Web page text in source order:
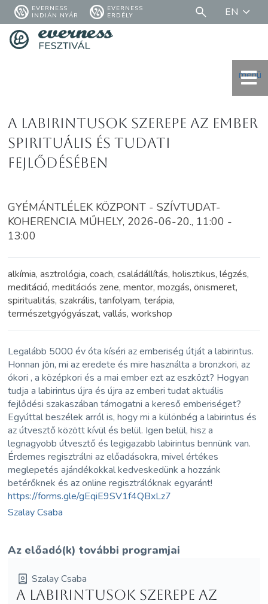
EVERNESS
INDIÁN NYÁR
EVERNESS
ERDÉLY
EN
menü
A labirintusok szerepe az ember
spirituális és tudati
fejlődésében
GYÉMÁNTLÉLEK KÖZPONT - SZÍVTUDAT-
KOHERENCIA MŰHELY, 2026-06-20., 11:00 -
13:00
alkímia, asztrológia, coach, családállítás, holisztikus, légzés,
meditáció, meditációs zene, mentor, mozgás, önismeret,
spiritualitás, szakrális, tanfolyam, terápia,
természetgyógyászat, vallás, workshop
Legalább 5000 év óta kíséri az emberiség útját a labirintus.
Honnan jön, mi az eredete és mire használta a bronzkori, az
ókori , a középkori és a mai ember ezt az eszközt? Hogyan
tudja a labirintus újra és újra az emberi tudat aktuális
fejlődési szakaszában támogatni a kereső emberiséget?
Egyúttal beszélek arról is, hogy mi a különbég a labirintus és
az útvesztő között kívül és belül. Igen belül, hisz a
legnagyobb útvesztő és legigazabb labirintus bennünk van.
Érdemes regisztrálni az előadásokra, mivel értékes
meglepetés ajándékokkal kedveskedünk a hozzánk
betérőknek és az online regisztrálóknak egyaránt!
https://forms.gle/gEqiE9SV1f4QBxLz7
Szalay Csaba
Az előadó(k) további programjai
Szalay Csaba
A labirintusok szerepe az